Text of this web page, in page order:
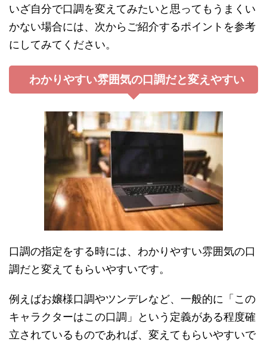
いざ自分で口調を変えてみたいと思ってもうまくい
かない場合には、次からご紹介するポイントを参考
にしてみてください。
わかりやすい雰囲気の口調だと変えやすい
口調の指定をする時には、わかりやすい雰囲気の口
調だと変えてもらいやすいです。
例えばお嬢様口調やツンデレなど、一般的に「この
キャラクターはこの口調」という定義がある程度確
立されているものであれば、変えてもらいやすいで